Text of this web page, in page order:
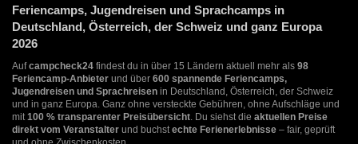
Feriencamps, Jugendreisen und Sprachcamps in
Deutschland, Österreich, der Schweiz und ganz Europa
2026
Aufcampcheck24 findest du in über 15 Ländern aktuell mehr als 98
Feriencamp-Anbieter und über 600 spannende Feriencamps,
Jugendreisen und Sprachreisen in Deutschland, Österreich, der Schweiz
und in ganz Europa. Ganz ohne versteckte Gebühren, ohne Aufschläge und
mit 100 % transparenter Preisübersicht . Du siehst die aktuellen Preise
direkt vom Veranstalter und buchst echte Ferienerlebnisse – fair, geprüft